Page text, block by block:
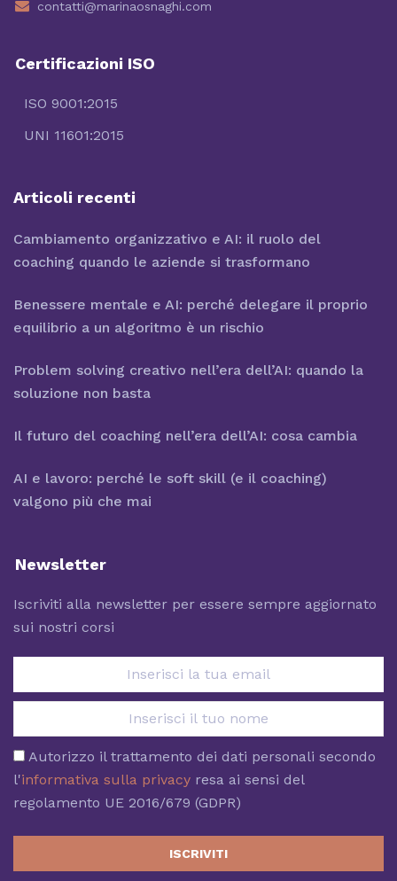
contatti@marinaosnaghi.com
Certificazioni ISO
ISO 9001:2015
UNI 11601:2015
Articoli recenti
Cambiamento organizzativo e AI: il ruolo del
coaching quando le aziende si trasformano
Benessere mentale e AI: perché delegare il proprio
equilibrio a un algoritmo è un rischio
Problem solving creativo nell’era dell’AI: quando la
soluzione non basta
Il futuro del coaching nell’era dell’AI: cosa cambia
AI e lavoro: perché le soft skill (e il coaching)
valgono più che mai
Newsletter
Iscriviti alla newsletter per essere sempre aggiornato
sui nostri corsi
Autorizzo il trattamento dei dati personali secondo
l'informativa sulla privacy resa ai sensi del
regolamento UE 2016/679 (GDPR)
ISCRIVITI